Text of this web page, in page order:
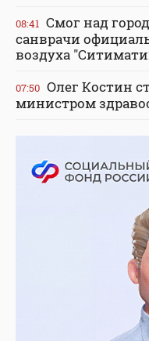
08:41 Смог над
санврачи
воздуха
07:50 Олег Костин
министром